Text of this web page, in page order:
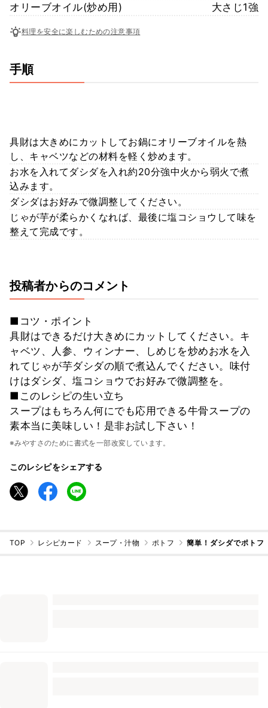
オリーブオイル(炒め用)
大さじ1強
料理を安全に楽しむための注意事項
手順
具財は大きめにカットしてお鍋にオリーブオイルを熱
し、キャベツなどの材料を軽く炒めます。
お水を入れてダシダを入れ約20分強中火から弱火で煮
込みます。
ダシダはお好みで微調整してください。
じゃが芋が柔らかくなれば、最後に塩コショウして味を
整えて完成です。
投稿者からのコメント
■コツ・ポイント
具財はできるだけ大きめにカットしてください。キ
ャベツ、人参、ウィンナー、しめじを炒めお水を入
れてじゃが芋ダシダの順で煮込んでください。味付
けはダシダ、塩コショウでお好みで微調整を。
■このレシピの生い立ち
スープはもちろん何にでも応用できる牛骨スープの
素本当に美味しい！是非お試し下さい！
※みやすさのために書式を一部改変しています。
このレシピをシェアする
TOP レシピカード スープ・汁物 ポトフ 簡単！ダシダでポトフ